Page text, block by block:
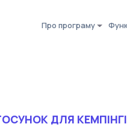
Про програму
ДЛЯ